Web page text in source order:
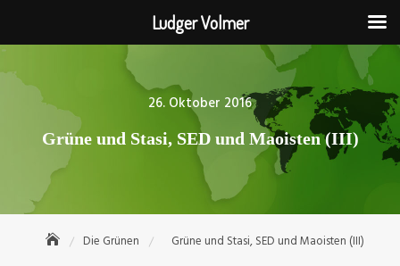
Skip
to
content
Posted
on
26. Oktober 2016
Grüne und Stasi, SED und Maoisten (III)
Die Grünen Grüne und Stasi, SED und Maoisten (III)
Ludger Volmer